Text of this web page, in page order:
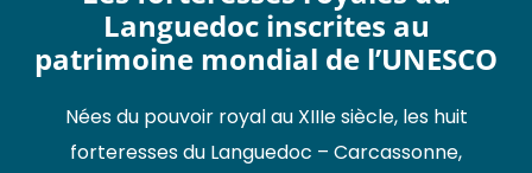
Languedoc inscrites au
patrimoine mondial de l’UNESCO
Nées du pouvoir royal au XIIIe siècle, les huit
forteresses du Languedoc – Carcassonne,